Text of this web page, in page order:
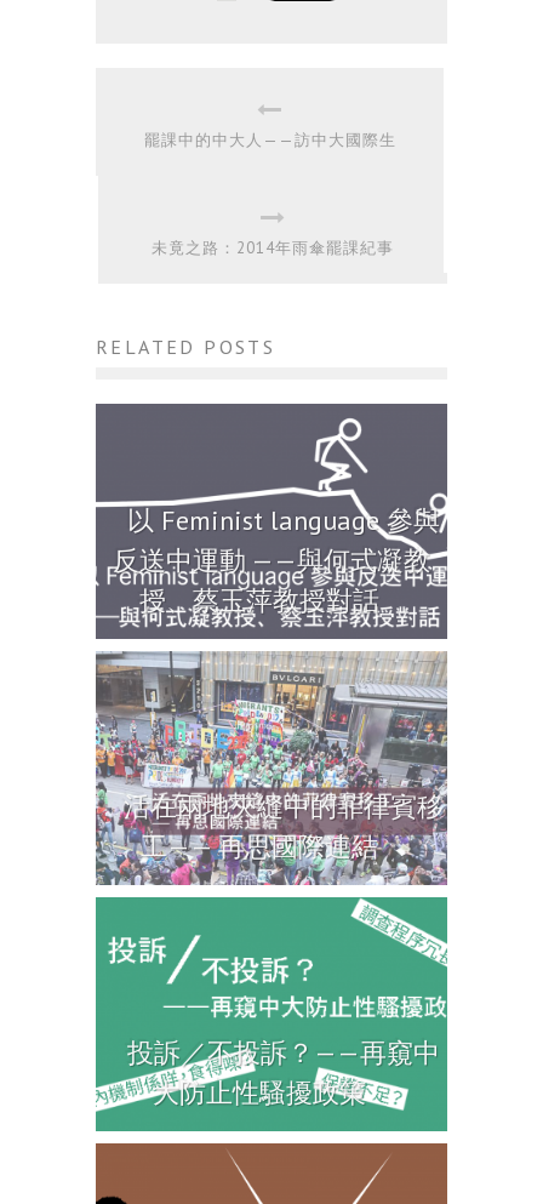
罷課中的中大人——訪中大國際生
未竟之路：2014年雨傘罷課紀事
RELATED POSTS
以 Feminist language 參與
反送中運動 ——與何式凝教
授、蔡玉萍教授對話
活在兩地夾縫中的菲律賓移
工—— 再思國際連結
投訴／不投訴？——再窺中
大防止性騷擾政策